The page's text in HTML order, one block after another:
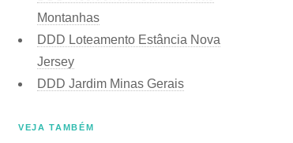
Montanhas
DDD Loteamento Estância Nova
Jersey
DDD Jardim Minas Gerais
VEJA TAMBÉM